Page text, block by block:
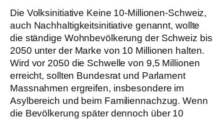
Die Volksinitiative Keine 10-Millionen-Schweiz,
auch Nachhaltigkeitsinitiative genannt, wollte
die ständige Wohnbevölkerung der Schweiz bis
2050 unter der Marke von 10 Millionen halten.
Wird vor 2050 die Schwelle von 9,5 Millionen
erreicht, sollten Bundesrat und Parlament
Massnahmen ergreifen, insbesondere im
Asylbereich und beim Familiennachzug. Wenn
die Bevölkerung später dennoch über 10